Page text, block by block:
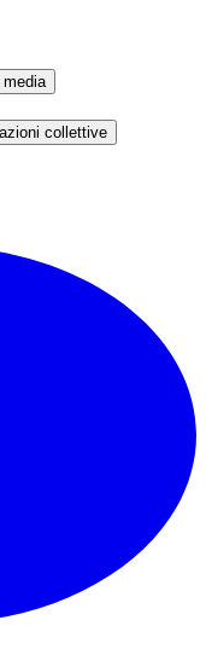
collettive